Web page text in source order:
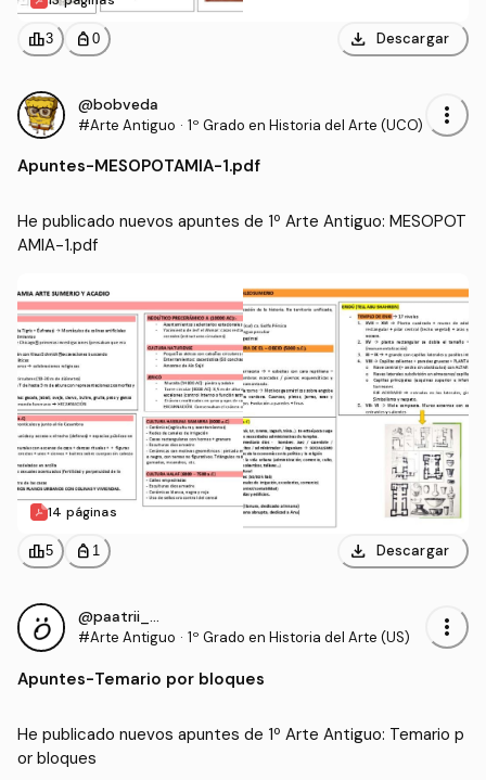
leaderboard3 personal_bag 0 download Descargar
@bobveda
#Arte Antiguo · 1º Grado en Historia del Arte (UCO) more_vert
Apuntes-MESOPOTAMIA-1.pdf
He publicado nuevos apuntes de 1º Arte Antiguo: MESOPOT
AMIA-1.pdf
14 páginas
leaderboard5 personal_bag 1 download Descargar
@paatrii_3033
#Arte Antiguo · 1º Grado en Historia del Arte (US) more_vert
Apuntes-Temario por bloques
He publicado nuevos apuntes de 1º Arte Antiguo: Temario p
or bloques